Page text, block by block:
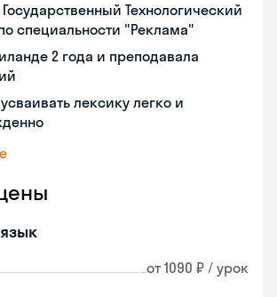
Технологический
специальности "Реклама"
2 года и преподавала
лексику легко и
от 1090 ₽ / урок